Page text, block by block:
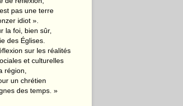
pas une terre
idiot ».
la foi, bien sûr,
des Églises.
sur les réalités
et culturelles
région,
un chrétien
des temps. »